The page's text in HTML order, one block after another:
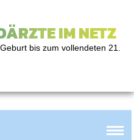
IM NETZ
bis zum vollendeten 21.